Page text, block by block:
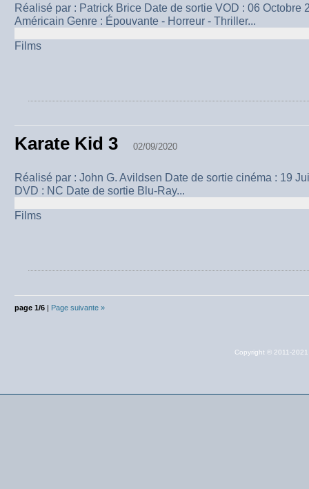
Réalisé par : Patrick Brice Date de sortie VOD : 06 Octobre
Américain Genre : Épouvante - Horreur - Thriller...
Films
Karate Kid 3 02/09/2020
Réalisé par : John G. Avildsen Date de sortie cinéma : 19
DVD : NC Date de sortie Blu-Ray...
Films
page 1/6 | Page suivante »
Copyright © 2011-